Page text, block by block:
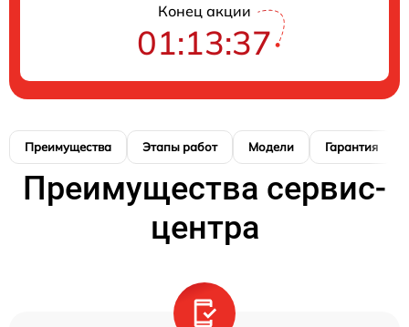
Конец акции
01:13:37
Преимущества Этапы работ Модели Гарантия
Преимущества сервис-
центра